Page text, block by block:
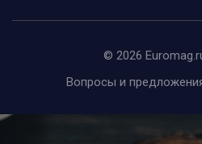
© 2026
Вопросы и